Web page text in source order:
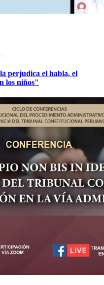
perjudica el habla, el
los niños"